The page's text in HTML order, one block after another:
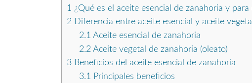
1 ¿Qué es el aceite esencial de zanahoria y para
2 Diferencia entre aceite esencial y aceite
2.1 Aceite esencial de zanahoria
2.2 Aceite vegetal de zanahoria (oleato)
3 Beneficios del aceite esencial de zanahoria
3.1
Principales beneficios